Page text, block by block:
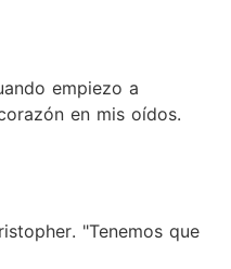
empiezo a
en mis oídos.
"Tenemos que